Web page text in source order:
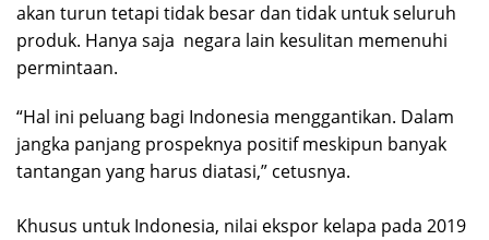
akan turun tetapi tidak besar dan tidak untuk seluruh
produk. Hanya saja negara lain kesulitan memenuhi
permintaan.
“Hal ini peluang bagi Indonesia menggantikan. Dalam
jangka panjang prospeknya positif meskipun banyak
tantangan yang harus diatasi,” cetusnya.
Khusus untuk Indonesia, nilai ekspor kelapa pada 2019